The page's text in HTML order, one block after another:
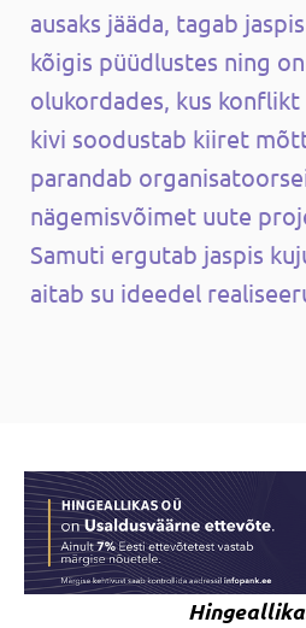
ausaks jääda, tagab
kõigis püüdlustes ning
olukordades, kus
kivi soodustab kiiret
parandab
nägemisvõimet uute
Samuti ergutab jaspis
aitab su ideedel